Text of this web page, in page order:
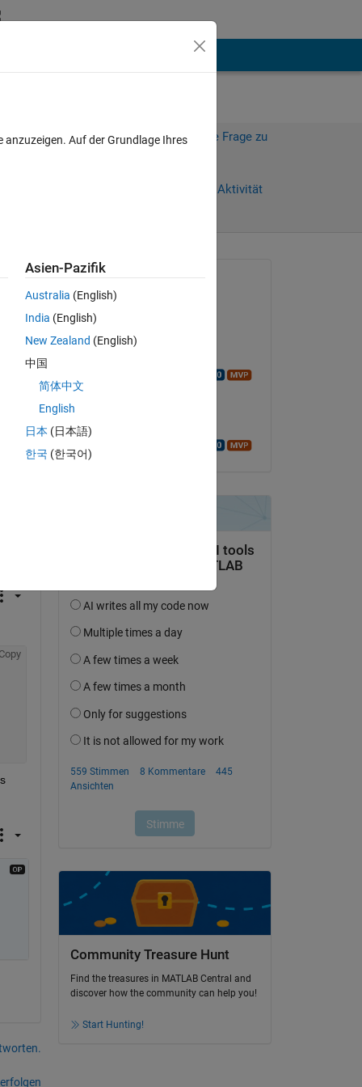
Melden Sie sich an, um diese Frage zu
Anmelden, um Aktivität
Art
am 3 Jan. 2016
am 3 Jan. 2016
Akzeptiert:
Community Treasure Hunt
Find the treasures in MATLAB Central and
discover how the community can help you!
Start Hunting!
Auf der Grundlage Ihres
Asien-Pazifik
Australia (English)
India (English)
New Zealand (English)
中国
简体中文
English
日本 (日本語)
한국 (한국어)